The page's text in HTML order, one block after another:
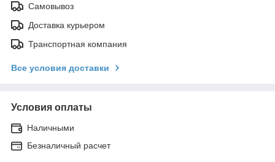
Самовывоз
Доставка курьером
Транспортная компания
Все условия доставки
Условия оплаты
Наличными
Безналичный расчет